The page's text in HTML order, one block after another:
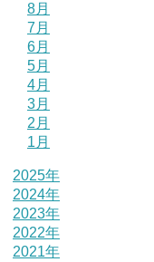
8月
7月
6月
5月
4月
3月
2月
1月
2025年
2024年
2023年
2022年
2021年